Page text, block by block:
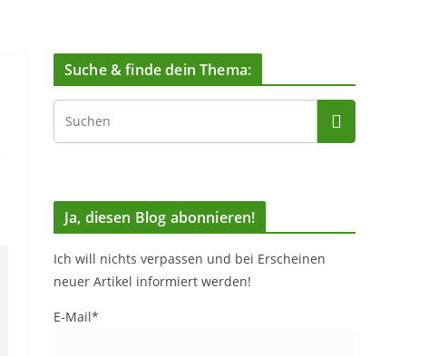
Suche & finde dein Thema:
Ja, diesen Blog abonnieren!
Ich will nichts verpassen und bei Erscheinen
neuer Artikel informiert werden!
E-Mail*